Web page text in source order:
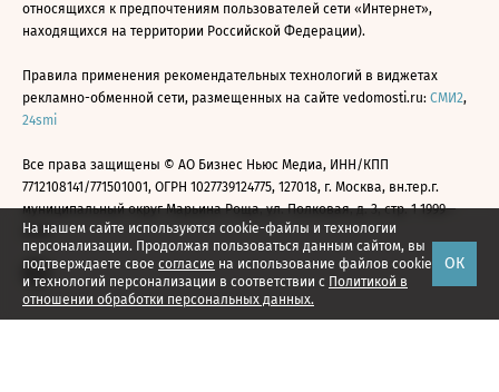
На нашем сайте используются cookie-файлы и технологии
персонализации. Продолжая пользоваться данным сайтом, вы
подтверждаете свое согласие на использование файлов cookie
и технологий персонализации в соответствии с Политикой в
отношении обработки персональных данных.
ОК
относящихся к предпочтениям пользователей сети «Интернет»,
находящихся на территории Российской Федерации).
Правила применения рекомендательных технологий в виджетах
рекламно-обменной сети, размещенных на сайте vedomosti.ru: СМИ2,
24smi
Все права защищены © АО Бизнес Ньюс Медиа, ИНН/КПП
7712108141/771501001, ОГРН 1027739124775, 127018, г. Москва, вн.тер.г.
муниципальный округ Марьина Роща, ул. Полковая, д. 3, стр. 1 1999—
2026